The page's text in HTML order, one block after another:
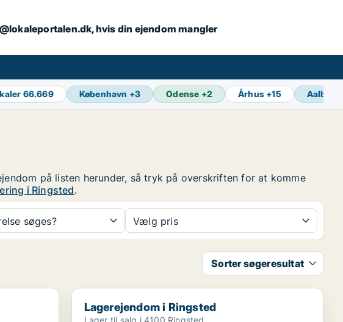
hvis din ejendom mangler
66.669 København +3 Odense +2 Århus +15 Aalborg
på listen herunder, så tryk på overskriften for at komme
i Ringsted.
søges? Vælg pris
Sorter søgeresultat
Lagerejendom i Ringsted
Lagerejendom i Ringsted
Lager til salg i 4100 Ringsted